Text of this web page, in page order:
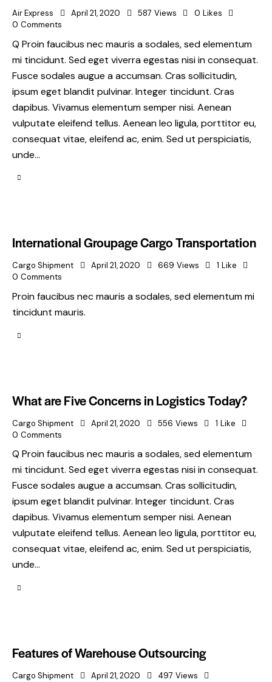
Air Express April 21, 2020 587 Views 0 Likes
0 Comments
Q Proin faucibus nec mauris a sodales, sed elementum
mi tincidunt. Sed eget viverra egestas nisi in consequat.
Fusce sodales augue a accumsan. Cras sollicitudin,
ipsum eget blandit pulvinar. Integer tincidunt. Cras
dapibus. Vivamus elementum semper nisi. Aenean
vulputate eleifend tellus. Aenean leo ligula, porttitor eu,
consequat vitae, eleifend ac, enim. Sed ut perspiciatis,
unde…
International Groupage Cargo Transportation
Cargo Shipment April 21, 2020 669 Views 1 Like
0 Comments
Proin faucibus nec mauris a sodales, sed elementum mi
tincidunt mauris.
What are Five Concerns in Logistics Today?
Cargo Shipment April 21, 2020 556 Views 1 Like
0 Comments
Q Proin faucibus nec mauris a sodales, sed elementum
mi tincidunt. Sed eget viverra egestas nisi in consequat.
Fusce sodales augue a accumsan. Cras sollicitudin,
ipsum eget blandit pulvinar. Integer tincidunt. Cras
dapibus. Vivamus elementum semper nisi. Aenean
vulputate eleifend tellus. Aenean leo ligula, porttitor eu,
consequat vitae, eleifend ac, enim. Sed ut perspiciatis,
unde…
Features of Warehouse Outsourcing
Cargo Shipment April 21, 2020 497 Views